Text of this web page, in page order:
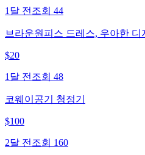
1달 전 조회 44
브라운원피스 드레스, 우아한 디
$20
1달 전 조회 48
코웨이공기 청정기
$100
2달 전 조회 160